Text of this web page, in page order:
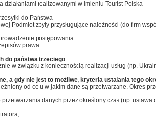
działaniami realizowanymi w imieniu Tourist Polska
do Państwa
Podmiot zbyły przysługujące należności (do firm
postępowania
prawa.
do państwa trzeciego
w związku z koniecznością realizacji usług (np.
a gdy nie jest to możliwe, kryteria ustalania tego
od celu w jakim dane są przetwarzane. Okres
danych przez określony czas (np. ustawa